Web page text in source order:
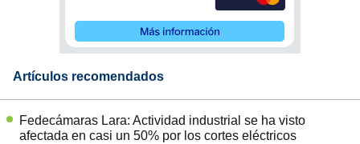
Artículos recomendados
Fedecámaras Lara: Actividad industrial se ha visto
afectada en casi un 50% por los cortes eléctricos